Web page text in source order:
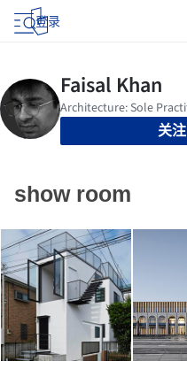
登录
关注
show room